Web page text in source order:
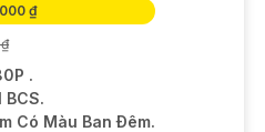
₫
.
BCS.
Có Màu Ban Ðêm.